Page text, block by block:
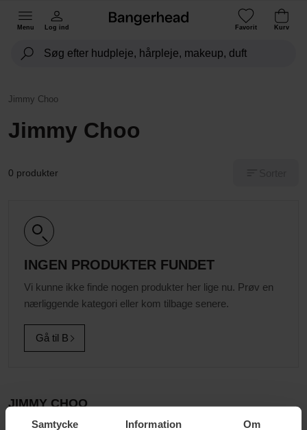
Samtycke Information Om
Menu Log ind Favorit Kurv
Jimmy Choo
Jimmy Choo
0 produkter
INGEN PRODUKTER FUNDET
Vi kunne ikke finde nogen produkter her lige nu. Prøv en
nærliggende kategori eller kom tilbage senere.
Gå til B
JIMMY CHOO
DET ER GLAMOURØST OG LEGESYGT Jimmy Choo blev